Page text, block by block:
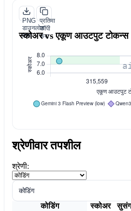
PNG
डाउनलोड
करा
प्रतिमा
कॉपी
करा
स्कोअर vs एकूण आउटपुट टोकन्स
श्रेणीवार तपशील
श्रेणी:
कोडिंग
कोडिंग स्कोअर